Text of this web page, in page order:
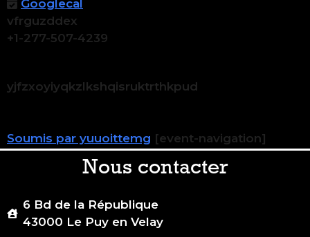
Googlecal
vfrguzddex
+1-277-507-4239
yjfzxoyiyqkzlkshqisruktrthkpud
Soumis par yuuoittemg [event-navigation]
Nous contacter
6 Bd de la République
43000 Le Puy en Velay